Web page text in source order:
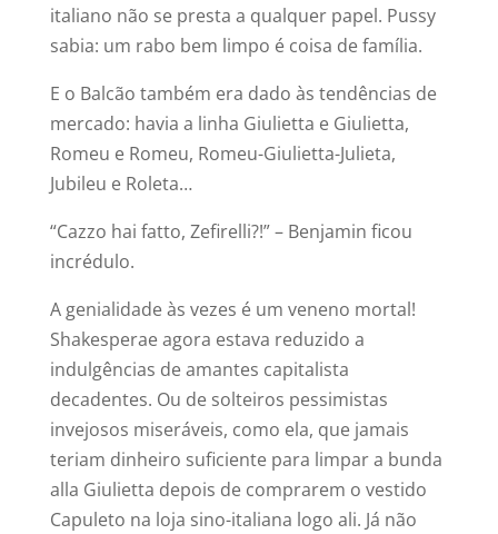
italiano não se presta a qualquer papel. Pussy
sabia: um rabo bem limpo é coisa de família.
E o Balcão também era dado às tendências de
mercado: havia a linha Giulietta e Giulietta,
Romeu e Romeu, Romeu-Giulietta-Julieta,
Jubileu e Roleta…
“Cazzo hai fatto, Zefirelli?!” – Benjamin ficou
incrédulo.
A genialidade às vezes é um veneno mortal!
Shakesperae agora estava reduzido a
indulgências de amantes capitalista
decadentes. Ou de solteiros pessimistas
invejosos miseráveis, como ela, que jamais
teriam dinheiro suficiente para limpar a bunda
alla Giulietta depois de comprarem o vestido
Capuleto na loja sino-italiana logo ali. Já não